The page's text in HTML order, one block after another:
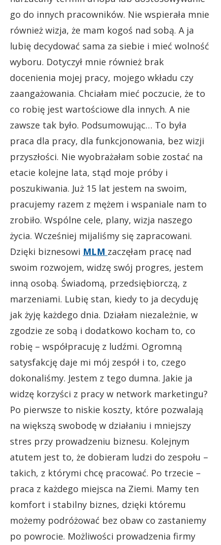
go do innych pracowników. Nie wspierała mnie
również wizja, że mam kogoś nad sobą. A ja
lubię decydować sama za siebie i mieć wolność
wyboru. Dotyczył mnie również brak
docenienia mojej pracy, mojego wkładu czy
zaangażowania. Chciałam mieć poczucie, że to
co robię jest wartościowe dla innych. A nie
zawsze tak było. Podsumowując… To była
praca dla pracy, dla funkcjonowania, bez wizji
przyszłości. Nie wyobrażałam sobie zostać na
etacie kolejne lata, stąd moje próby i
poszukiwania. Już 15 lat jestem na swoim,
pracujemy razem z mężem i wspaniale nam to
zrobiło. Wspólne cele, plany, wizja naszego
życia. Wcześniej mijaliśmy się zapracowani.
Dzięki biznesowi MLM zaczęłam pracę nad
swoim rozwojem, widzę swój progres, jestem
inną osobą. Świadomą, przedsiębiorczą, z
marzeniami. Lubię stan, kiedy to ja decyduję
jak żyję każdego dnia. Działam niezależnie, w
zgodzie ze sobą i dodatkowo kocham to, co
robię – współpracuję z ludźmi. Ogromną
satysfakcję daje mi mój zespół i to, czego
dokonaliśmy. Jestem z tego dumna. Jakie ja
widzę korzyści z pracy w network marketingu?
Po pierwsze to niskie koszty, które pozwalają
na większą swobodę w działaniu i mniejszy
stres przy prowadzeniu biznesu. Kolejnym
atutem jest to, że dobieram ludzi do zespołu –
takich, z którymi chcę pracować. Po trzecie –
praca z każdego miejsca na Ziemi. Mamy ten
komfort i stabilny biznes, dzięki któremu
możemy podróżować bez obaw co zastaniemy
po powrocie. Możliwości prowadzenia firmy